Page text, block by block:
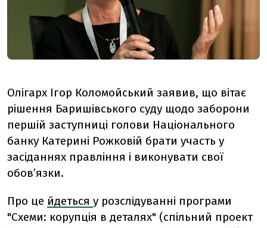
Олігарх Ігор Коломойський заявив, що вітає
рішення Баришівського суду щодо заборони
першій заступниці голови Національного
банку Катерині Рожковій брати участь у
засіданнях правління і виконувати свої
обов’язки.
Про це йдеться у розслідуванні програми
"Схеми: корупція в деталях" (спільний проект